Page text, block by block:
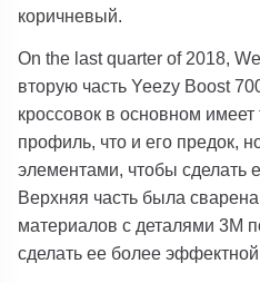
коричневый.
On the last quarter of 2018,
вторую часть Yeezy Boost
кроссовок в основном
профиль, что и его предок,
элементами, чтобы сделать
Верхняя часть была сварена
материалов с деталями 3M
сделать ее более